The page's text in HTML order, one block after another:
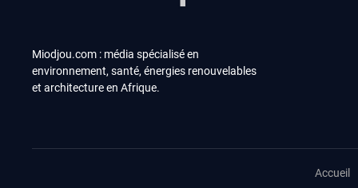
Miodjou.com : média spécialisé en
environnement, santé, énergies renouvelables
et architecture en Afrique.
Accueil